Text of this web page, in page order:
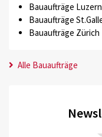
Bauaufträge Luzern
Bauaufträge
Bauaufträge Zürich
Alle Bauaufträge